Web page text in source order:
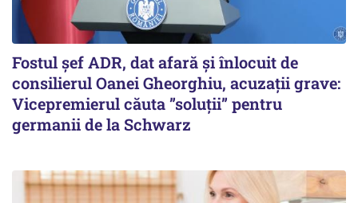
Fostul șef ADR, dat afară și înlocuit de
consilierul Oanei Gheorghiu, acuzații grave:
Vicepremierul căuta ”soluții” pentru
germanii de la Schwarz